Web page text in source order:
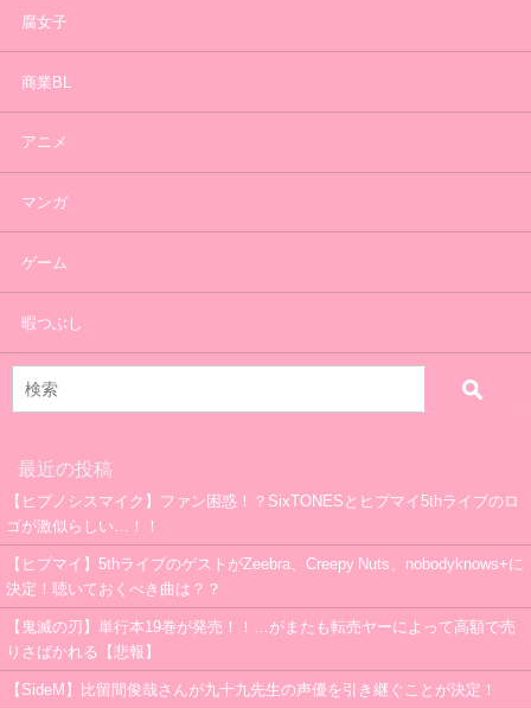
腐女子
商業BL
アニメ
マンガ
ゲーム
暇つぶし
最近の投稿
【ヒプノシスマイク】ファン困惑！？SixTONESとヒプマイ5thライブのロ
ゴが激似らしい…！！
【ヒプマイ】5thライブのゲストがZeebra、Creepy Nuts、nobodyknows+に
決定！聴いておくべき曲は？？
【鬼滅の刃】単行本19巻が発売！！…がまたも転売ヤーによって高額で売
りさばかれる【悲報】
【SideM】比留間俊哉さんが九十九先生の声優を引き継ぐことが決定！